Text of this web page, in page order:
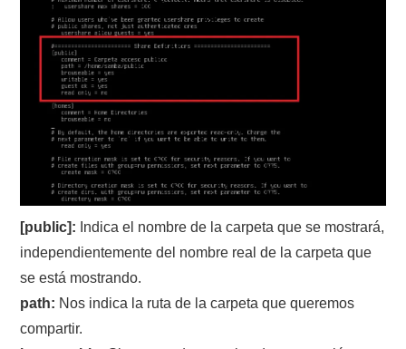
[public]: Indica el nombre de la carpeta que se mostrará,
independientemente del nombre real de la carpeta que
se está mostrando.
path: Nos indica la ruta de la carpeta que queremos
compartir.